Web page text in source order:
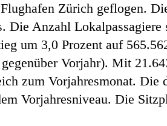
Zürich geflogen.
Die Anzahl
um 3,0 Prozent auf
Vorjahr). Mit
zum Vorjahresmonat. Die
Vorjahresniveau. Die